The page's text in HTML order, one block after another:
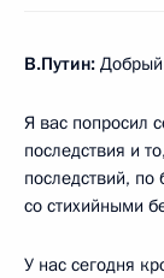
В.Путин:
Я вас попросил
последствия и
последствий,
со стихийными
У нас сегодня